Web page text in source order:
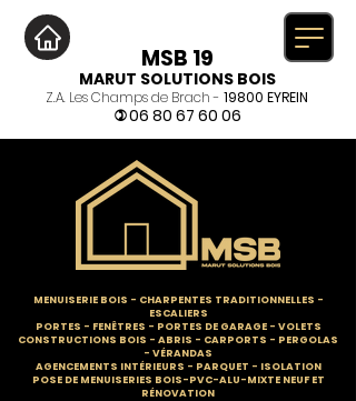
MSB 19
MARUT SOLUTIONS BOIS
Z.A. Les Champs de Brach - 19800 EYREIN
)06 80 67 60 06
MENUISERIE BOIS - CHARPENTES TRADITIONNELLES -
ESCALIERS
PORTES - FENÊTRES - PORTES DE GARAGE - VOLETS
CONSTRUCTIONS BOIS - ABRIS - CARPORTS - PERGOLAS
- VÉRANDAS
AGENCEMENTS INTÉRIEURS - PARQUET - ISOLATION
POSE DE MENUISERIES BOIS-PVC-ALU-MIXTE NEUF ET
RÉNOVATION